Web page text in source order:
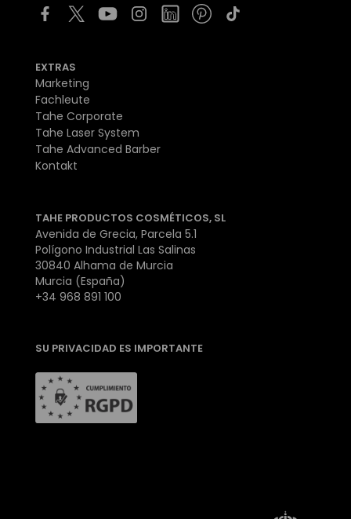
EXTRAS
Marketing
Fachleute
Tahe Corporate
Tahe Laser System
Tahe Advanced Barber
Kontakt
TAHE PRODUCTOS COSMÉTICOS, SL
Avenida de Grecia, Parcela 5.1
Polígono Industrial Las Salinas
30840 Alhama de Murcia
Murcia (España)
+34 968 891 100
SU PRIVACIDAD ES IMPORTANTE